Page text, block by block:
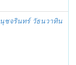
นุชจรินทร์ วัธนวาทิน